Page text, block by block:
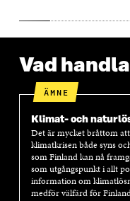
Vad
ÄMNE
Klimat- och
Det är mycket bråttom
klimatkrisen både syns
som Finland kan nå
som utgångspunkt i allt
information om
medför välfärd för